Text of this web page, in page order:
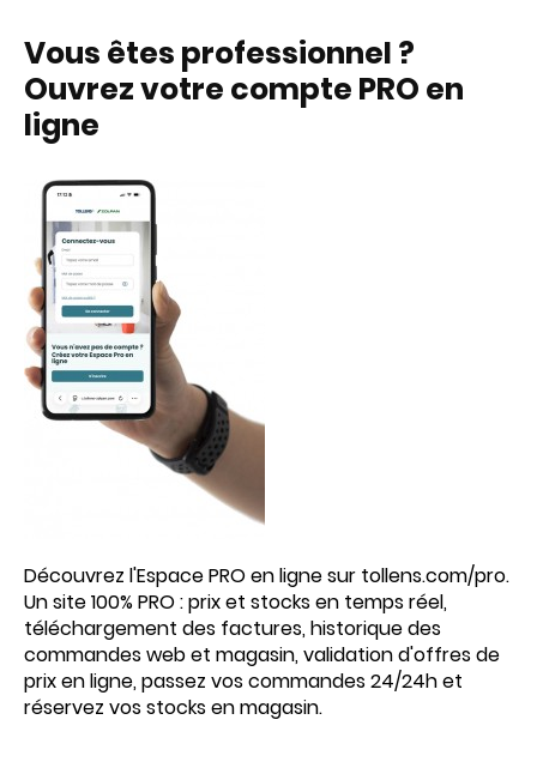
Vous êtes professionnel ?
Ouvrez votre compte PRO en
ligne
Découvrez l'Espace PRO en ligne sur tollens.com/pro.
Un site 100% PRO : prix et stocks en temps réel,
téléchargement des factures, historique des
commandes web et magasin, validation d'offres de
prix en ligne, passez vos commandes 24/24h et
réservez vos stocks en magasin.